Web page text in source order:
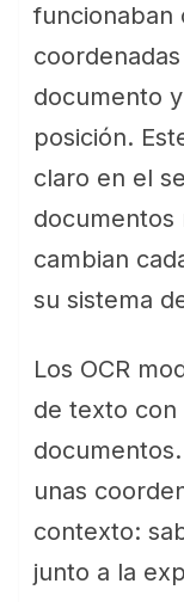
funcionaban
documento
posición.
claro en el
documentos
cambian
su sistema
Los OCR
de texto con
unas
contexto:
junto a la